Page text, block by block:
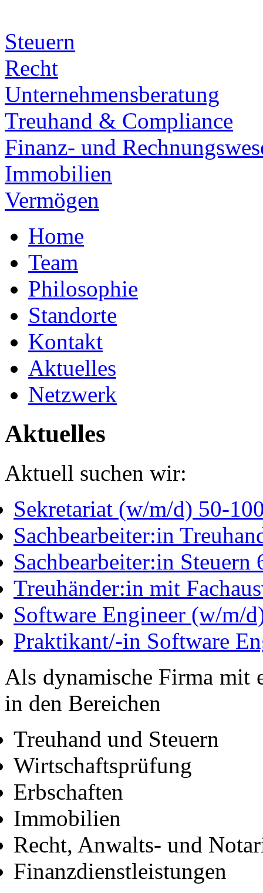
Steuern
Recht
Unternehmensberatung
Treuhand & Compliance
Finanz- und
Immobilien
Vermögen
Home
Team
Philosophie
Standorte
Kontakt
Aktuelles
Netzwerk
Aktuelles
Aktuell suchen wir:
Sekretariat (w/m/d) 50-
Sachbearbeiter:in
Sachbearbeiter:in Steuern
Treuhänder:in mit
Software Engineer (w/m/
Praktikant/-in Software
Als dynamische Firma mit
in den Bereichen
Treuhand und Steuern
Wirtschaftsprüfung
Erbschaften
Immobilien
Recht, Anwalts- und
Finanzdienstleistungen